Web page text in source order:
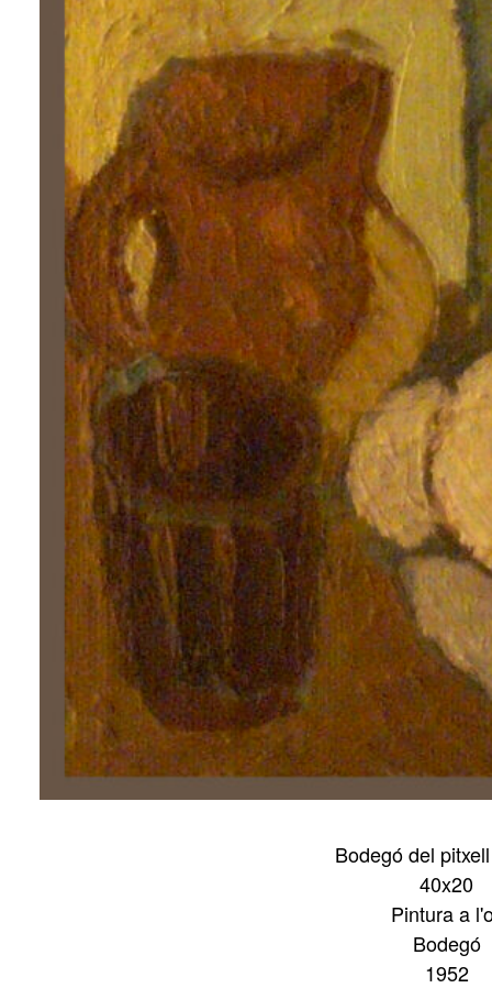
Bodegó del
40x20
Pintura a
Bodegó
1952